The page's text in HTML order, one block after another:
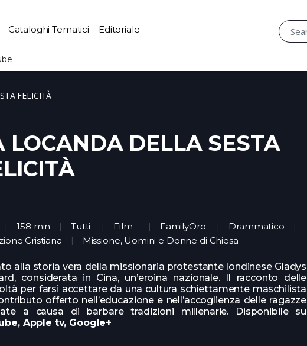
Cataloghi Tematici Editoriale
FELICITÀ
LOCANDA DELLA SESTA
158 min Tutti Film FamilyOro
Drammatico
Cristiana
Missione, Uomini e Donne di Chiesa
alla storia vera della missionaria protestante londinese Gladys
considerata in Cina, un’eroina nazionale. Il racconto delle
per farsi accettare da una cultura schiettamente maschilista
offerto nell’educazione e nell’accoglienza delle ragazze
a causa di barbare tradizioni millenarie. Disponibile su
Apple tv, Google+